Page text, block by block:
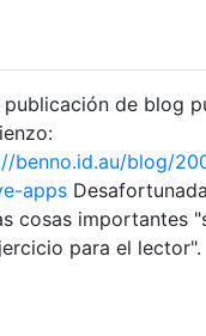
publicación de blog
benno.id.au/blog/
apps
cosas importantes
para el lector".